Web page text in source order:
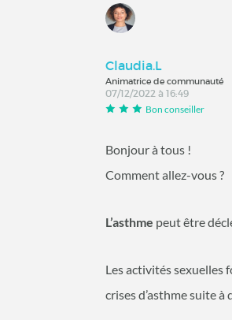
Claudia.L
Animatrice de communauté
07/12/2022 à 16:49
Bon conseiller
Bonjour à tous !
Comment allez-vous ?
L’asthme peut être
Les activités sexuelles
crises d’asthme suite